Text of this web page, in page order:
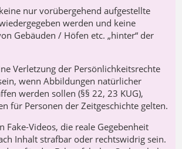
nur vorübergehend aufgestellte
werden und keine
Gebäuden / Höfen etc. „hinter“ der
Verletzung der Persönlichkeitsrechte
wenn Abbildungen natürlicher
werden sollen (§§ 22, 23 KUG),
für Personen der Zeitgeschichte gelten.
Fake-Videos, die reale Gegebenheit
Inhalt strafbar oder rechtswidrig sein.